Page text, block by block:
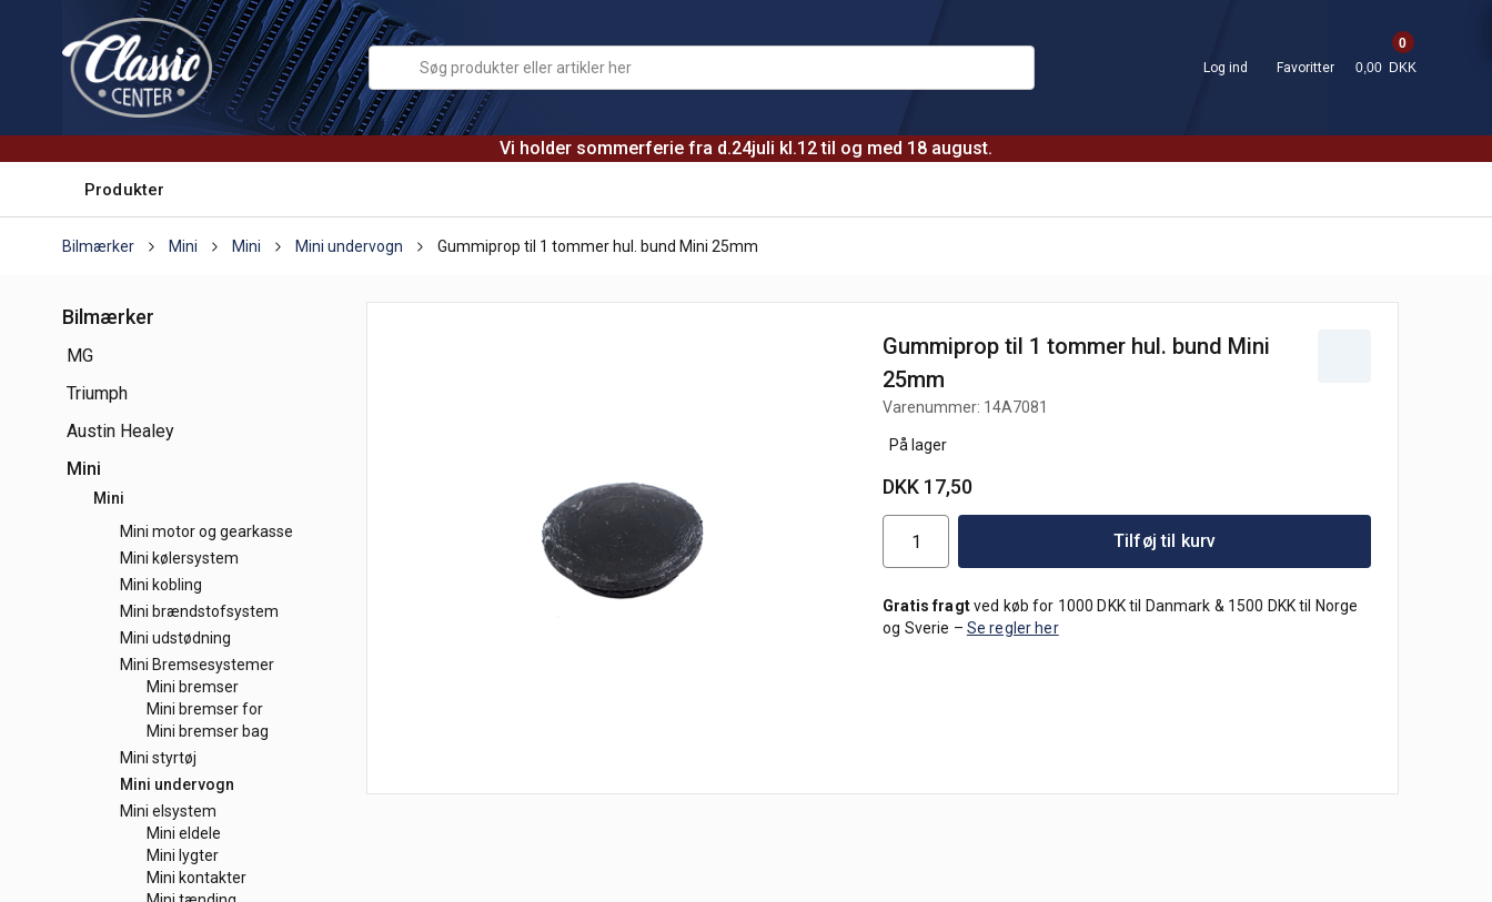
Vi holder sommerferie fra d.24juli kl.12 til og med 18 august.
Log ind Favoritter
0
0,00 DKK
Produkter
Bilmærker Mini Mini Mini undervogn Gummiprop til 1 tommer hul. bund Mini 25mm
Bilmærker
MG
Triumph
Austin Healey
Mini
Mini
Mini motor og gearkasse
Mini kølersystem
Mini kobling
Mini brændstofsystem
Mini udstødning
Mini Bremsesystemer
Mini bremser
Mini bremser for
Mini bremser bag
Mini styrtøj
Mini undervogn
Mini elsystem
Mini eldele
Mini lygter
Mini kontakter
Gummiprop til 1 tommer hul. bund Mini
25mm
Varenummer: 14A7081
På lager
DKK 17,50
Tilføj til kurv
Gratis fragtved køb for 1000 DKK til Danmark & 1500 DKK til Norge
og Sverie – Se regler her